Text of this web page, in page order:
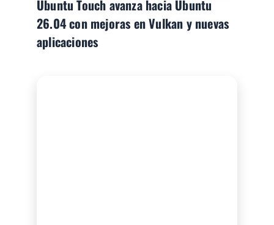
Ubuntu Touch avanza hacia Ubuntu
26.04 con mejoras en Vulkan y nuevas
aplicaciones